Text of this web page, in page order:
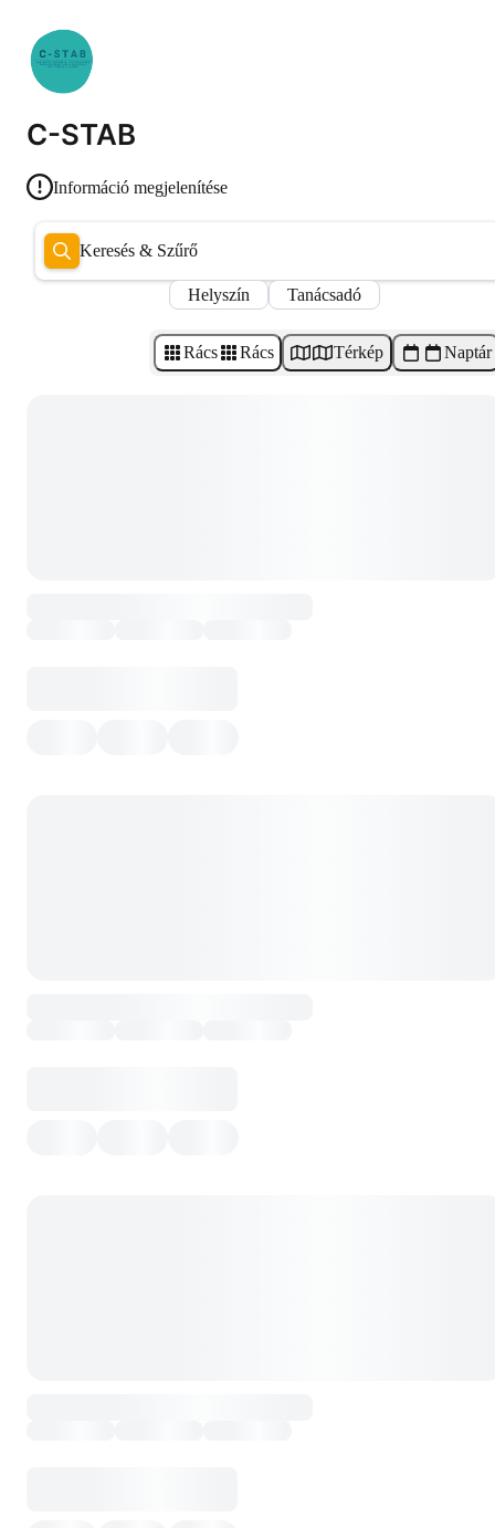
C-STAB
Információ megjelenítése
Keresés & Szűrő
Helyszín Tanácsadó
Rács Rács Térkép Naptár